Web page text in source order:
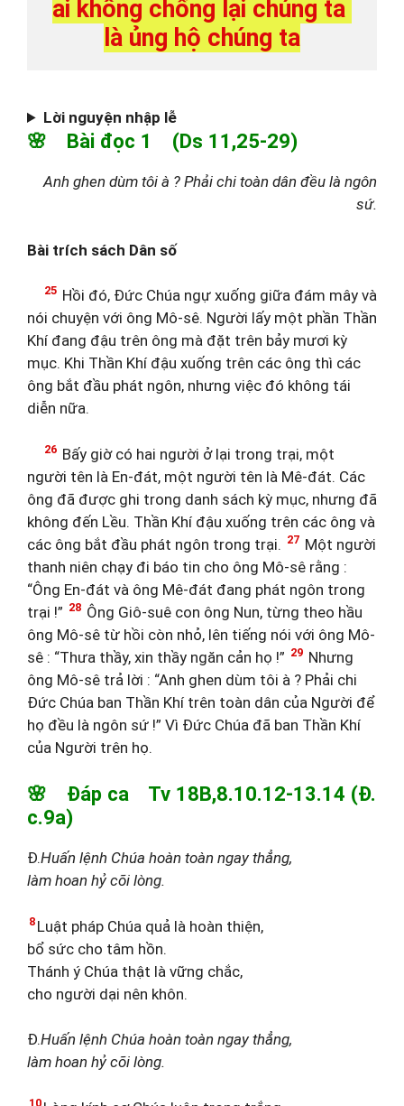
ai không chống lại chúng ta
là ủng hộ chúng ta
Lời nguyện nhập lễ
🌸 Bài đọc 1 (Ds 11,25-29)
Anh ghen dùm tôi à ? Phải chi toàn dân đều là ngôn
sứ.
Bài trích sách Dân số
25 Hồi đó, Đức Chúa ngự xuống giữa đám mây và
nói chuyện với ông Mô-sê. Người lấy một phần Thần
Khí đang đậu trên ông mà đặt trên bảy mươi kỳ
mục. Khi Thần Khí đậu xuống trên các ông thì các
ông bắt đầu phát ngôn, nhưng việc đó không tái
diễn nữa.
26 Bấy giờ có hai người ở lại trong trại, một
người tên là En-đát, một người tên là Mê-đát. Các
ông đã được ghi trong danh sách kỳ mục, nhưng đã
không đến Lều. Thần Khí đậu xuống trên các ông và
các ông bắt đầu phát ngôn trong trại. 27 Một người
thanh niên chạy đi báo tin cho ông Mô-sê rằng :
“Ông En-đát và ông Mê-đát đang phát ngôn trong
trại !” 28 Ông Giô-suê con ông Nun, từng theo hầu
ông Mô-sê từ hồi còn nhỏ, lên tiếng nói với ông Mô-
sê : “Thưa thầy, xin thầy ngăn cản họ !” 29 Nhưng
ông Mô-sê trả lời : “Anh ghen dùm tôi à ? Phải chi
Đức Chúa ban Thần Khí trên toàn dân của Người để
họ đều là ngôn sứ !” Vì Đức Chúa đã ban Thần Khí
của Người trên họ.
🌸 Đáp ca Tv 18B,8.10.12-13.14 (Đ.
c.9a)
Đ.Huấn lệnh Chúa hoàn toàn ngay thẳng,
làm hoan hỷ cõi lòng.
8 Luật pháp Chúa quả là hoàn thiện,
bổ sức cho tâm hồn.
Thánh ý Chúa thật là vững chắc,
cho người dại nên khôn.
Đ.Huấn lệnh Chúa hoàn toàn ngay thẳng,
làm hoan hỷ cõi lòng.
10